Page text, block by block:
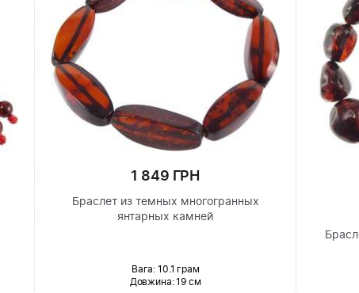
1 849 ГРН
Браслет из темных многогранных
янтарных камней
Вага: 10.1 грам
Довжина:19 см